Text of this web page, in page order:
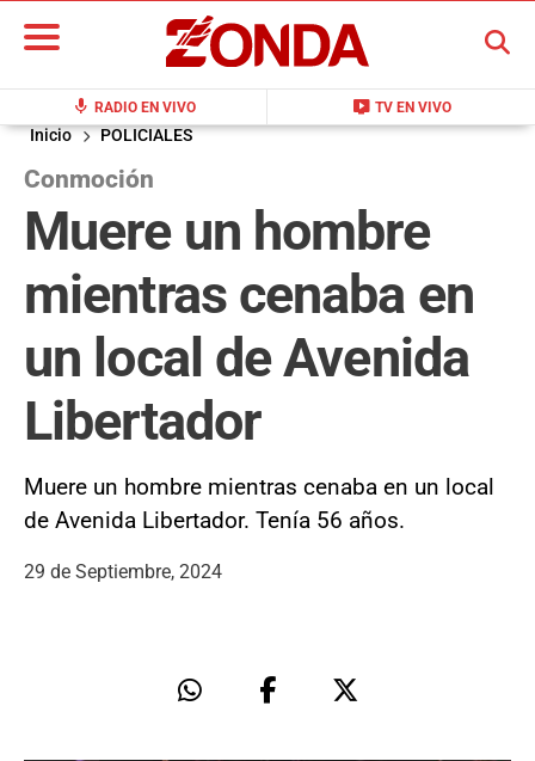
mic RADIO EN VIVO live_tv TV EN VIVO
BUSCAR
Inicio POLICIALES
Conmoción
Muere un hombre
mientras cenaba en
un local de Avenida
Libertador
Muere un hombre mientras cenaba en un local
de Avenida Libertador. Tenía 56 años.
29 de Septiembre, 2024